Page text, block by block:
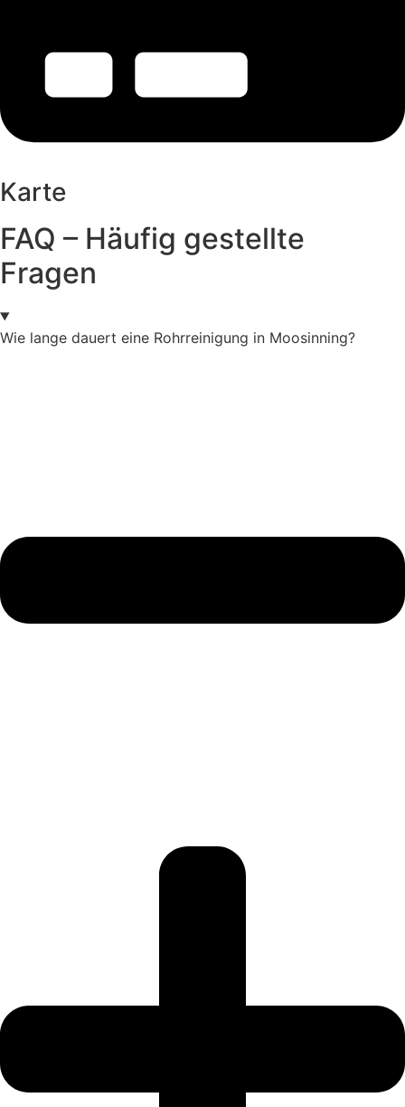
Karte
FAQ – Häufig gestellte
Fragen
Wie lange dauert eine Rohrreinigung in Moosinning?